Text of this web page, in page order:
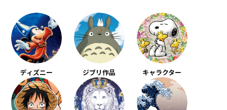
ディズニー ジブリ作品 キャラクター